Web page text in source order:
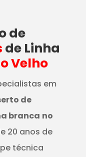
de
de Linha
Velho
em
de
branca no
20 anos de
técnica